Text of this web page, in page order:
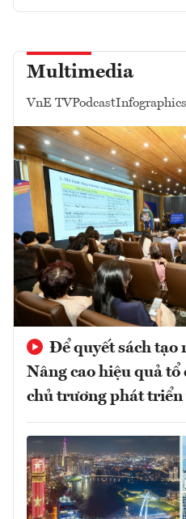
Multimedia
VnE TVPodcastInfographics
Để quyết sách tạo
Nâng cao hiệu quả tổ
chủ trương phát